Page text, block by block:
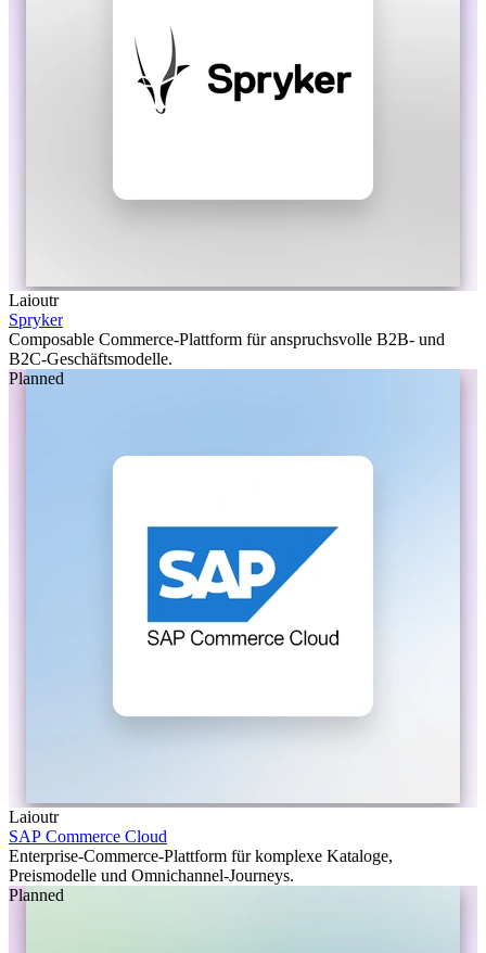
Laioutr
Spryker
Composable Commerce-Plattform für anspruchsvolle B2B- und
B2C-Geschäftsmodelle.
Planned
Laioutr
SAP Commerce Cloud
Enterprise-Commerce-Plattform für komplexe Kataloge,
Preismodelle und Omnichannel-Journeys.
Planned